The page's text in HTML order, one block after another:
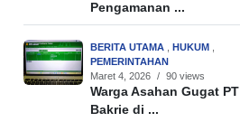
Pengamanan ...
BERITA UTAMA , HUKUM ,
PEMERINTAHAN
Maret 4, 2026
/ 90 views
Warga Asahan Gugat PT
Bakrie di ...